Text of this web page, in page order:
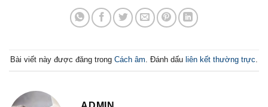
Bài viết này được đăng trong Cách âm. Đánh dấu liên kết thường trực.